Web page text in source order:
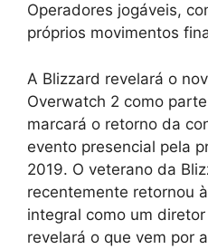
Operadores jogáveis,
próprios movimentos
A Blizzard revelará o
Overwatch 2 como
marcará o retorno da
evento presencial pela
2019. O veterano da
recentemente retornou
integral como um
revelará o que vem por